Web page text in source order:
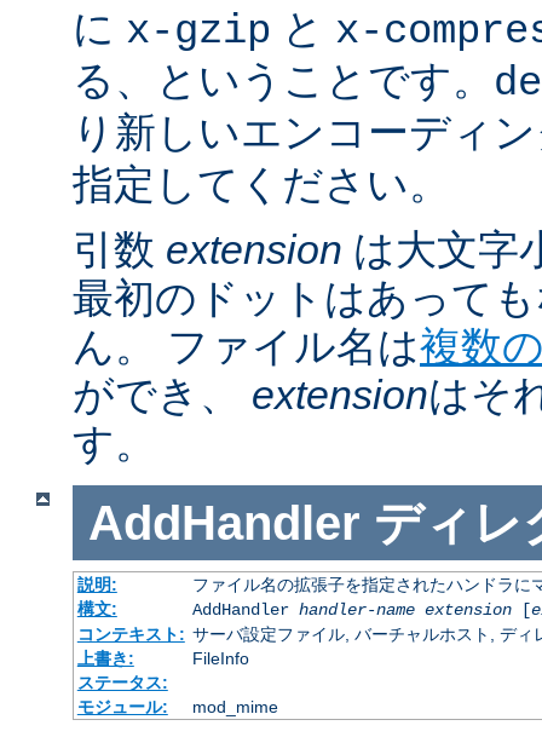
に x-gzip と x-
る、ということです。
り新しいエンコーディ
指定してください。
引数 extension は大文字
最初のドットはあって
ん。 ファイル名は複数
ができ、 extensionはそ
す。
AddHandler ディレ
説明:
ファイル名の拡張子を指定されたハンドラに
構文:
AddHandler handler-name extension[
コンテキスト: サーバ設定ファイル, バーチャルホスト, ディ
上書き:
FileInfo
ステータス:
モジュール:
mod_mime